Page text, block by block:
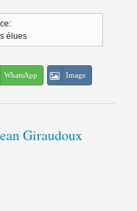
élues
WhatsApp Image
Giraudoux